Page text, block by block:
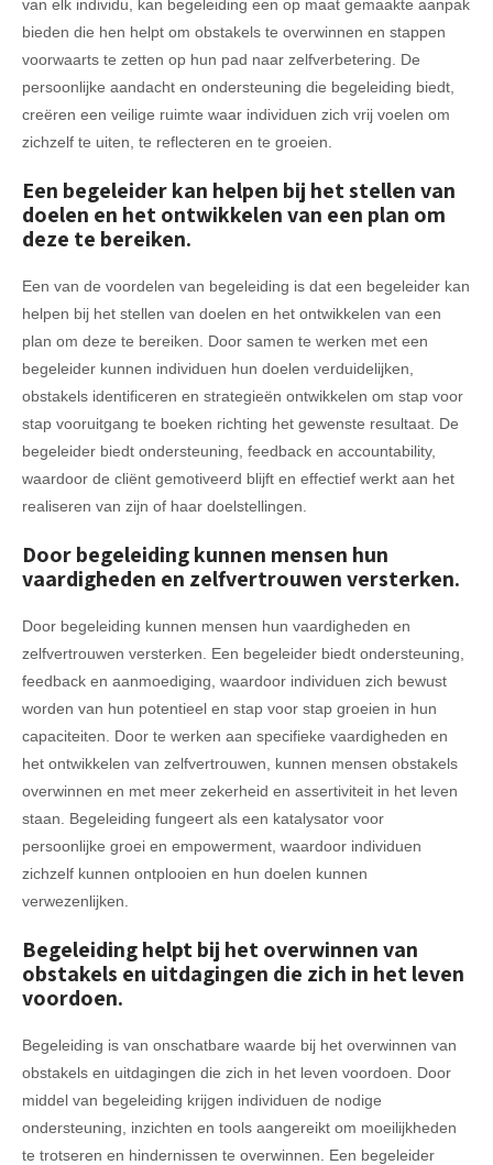
van elk individu, kan begeleiding een op maat gemaakte aanpak
bieden die hen helpt om obstakels te overwinnen en stappen
voorwaarts te zetten op hun pad naar zelfverbetering. De
persoonlijke aandacht en ondersteuning die begeleiding biedt,
creëren een veilige ruimte waar individuen zich vrij voelen om
zichzelf te uiten, te reflecteren en te groeien.
Een begeleider kan helpen bij het stellen van
doelen en het ontwikkelen van een plan om
deze te bereiken.
Een van de voordelen van begeleiding is dat een begeleider kan
helpen bij het stellen van doelen en het ontwikkelen van een
plan om deze te bereiken. Door samen te werken met een
begeleider kunnen individuen hun doelen verduidelijken,
obstakels identificeren en strategieën ontwikkelen om stap voor
stap vooruitgang te boeken richting het gewenste resultaat. De
begeleider biedt ondersteuning, feedback en accountability,
waardoor de cliënt gemotiveerd blijft en effectief werkt aan het
realiseren van zijn of haar doelstellingen.
Door begeleiding kunnen mensen hun
vaardigheden en zelfvertrouwen versterken.
Door begeleiding kunnen mensen hun vaardigheden en
zelfvertrouwen versterken. Een begeleider biedt ondersteuning,
feedback en aanmoediging, waardoor individuen zich bewust
worden van hun potentieel en stap voor stap groeien in hun
capaciteiten. Door te werken aan specifieke vaardigheden en
het ontwikkelen van zelfvertrouwen, kunnen mensen obstakels
overwinnen en met meer zekerheid en assertiviteit in het leven
staan. Begeleiding fungeert als een katalysator voor
persoonlijke groei en empowerment, waardoor individuen
zichzelf kunnen ontplooien en hun doelen kunnen
verwezenlijken.
Begeleiding helpt bij het overwinnen van
obstakels en uitdagingen die zich in het leven
voordoen.
Begeleiding is van onschatbare waarde bij het overwinnen van
obstakels en uitdagingen die zich in het leven voordoen. Door
middel van begeleiding krijgen individuen de nodige
ondersteuning, inzichten en tools aangereikt om moeilijkheden
te trotseren en hindernissen te overwinnen. Een begeleider